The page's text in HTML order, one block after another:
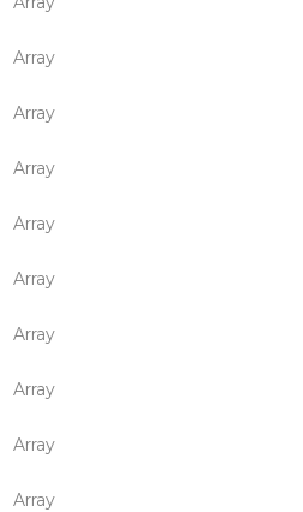
Array
Array
Array
Array
Array
Array
Array
Array
Array